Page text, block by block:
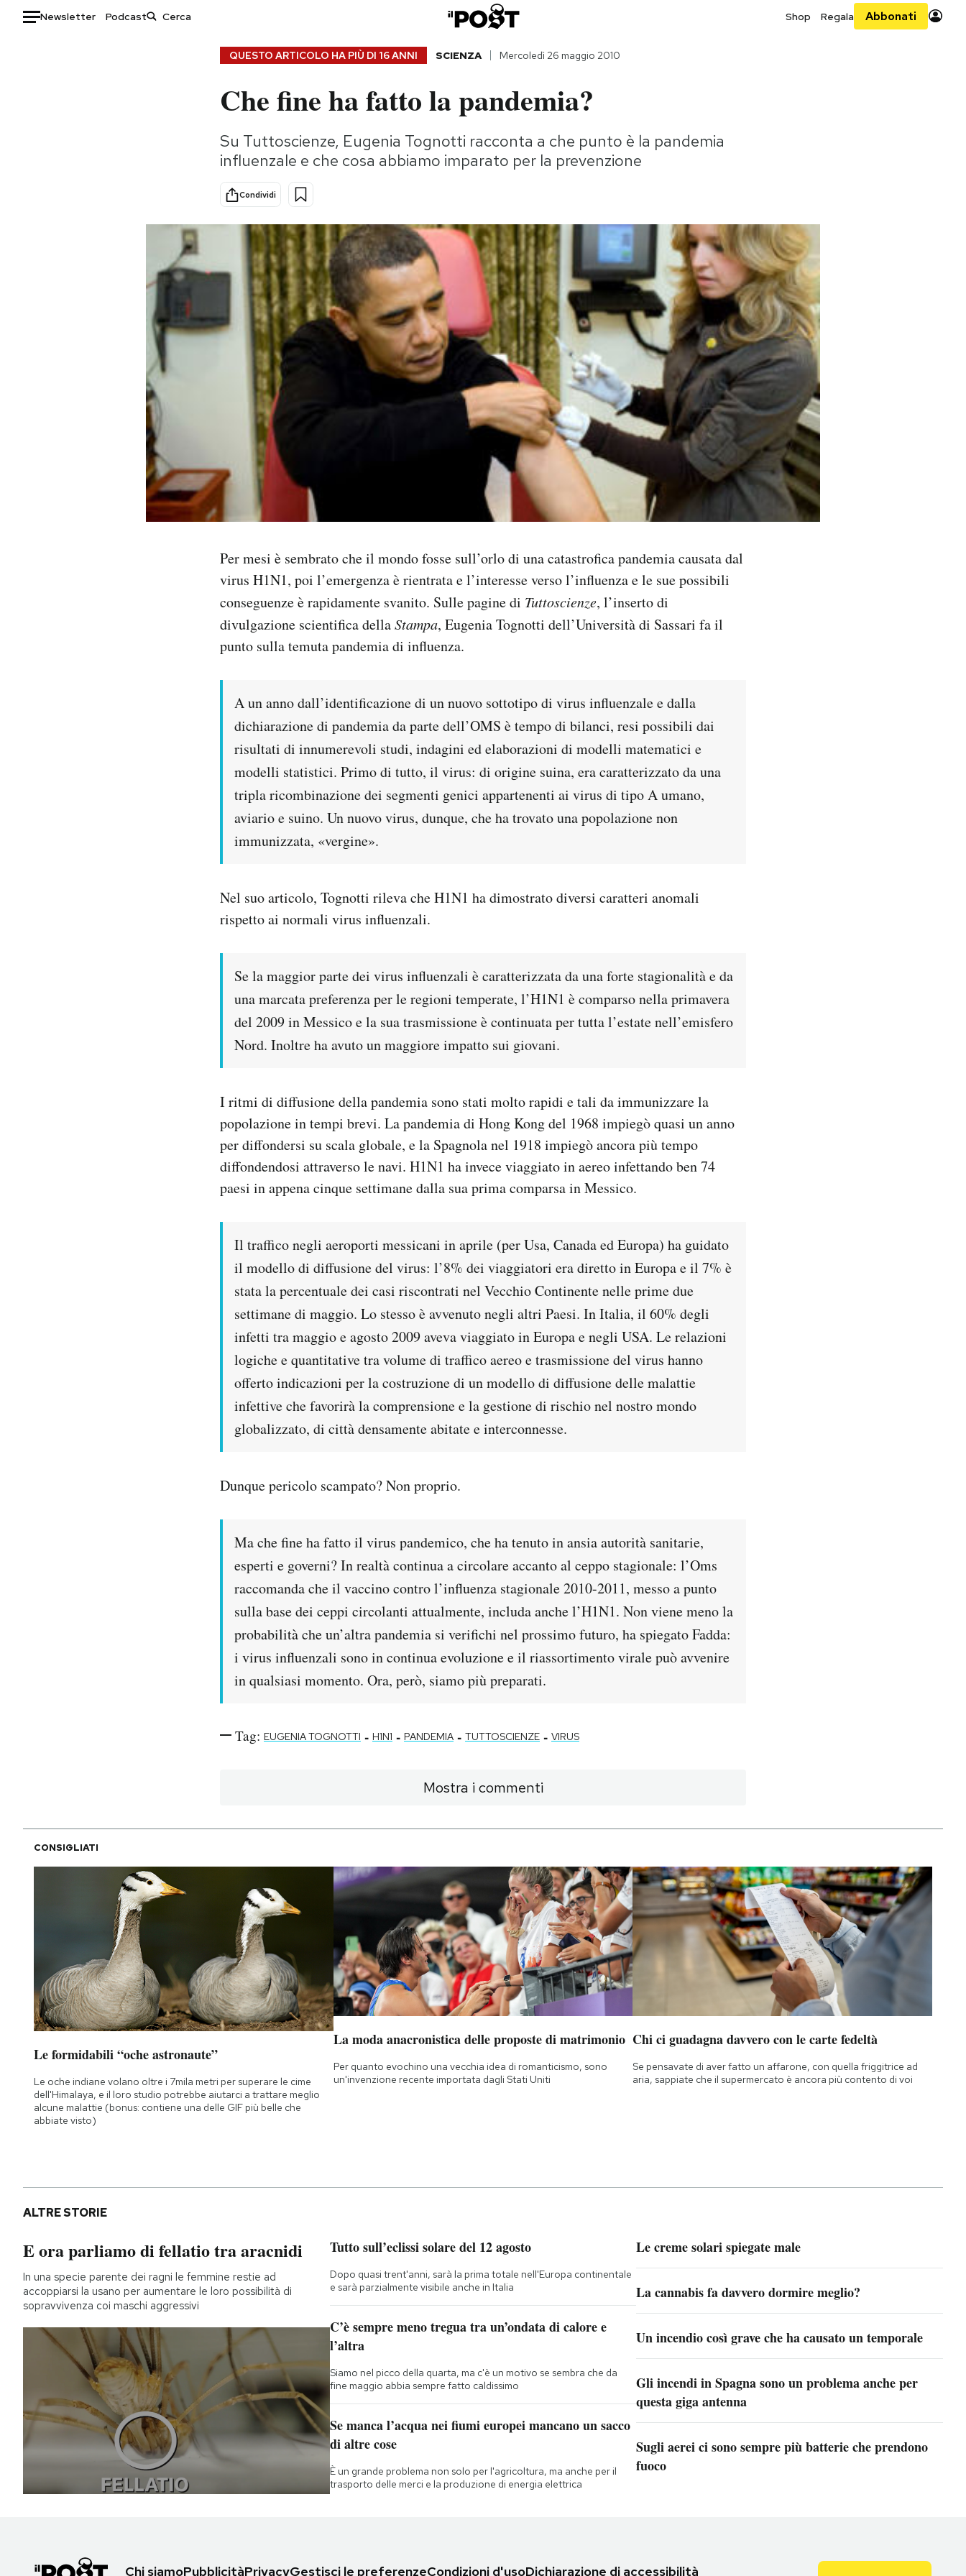
Newsletter Podcast Shop Regala Abbonati
Consumismi
Storie/Idee
Ok Boomer!
Media
Europa
Altrecose
Mondiali calcio 2026
QUESTO ARTICOLO HA PIÙ DI 16 ANNI SCIENZA Mercoledì 26 maggio 2010
Che fine ha fatto la pandemia?
Su Tuttoscienze, Eugenia Tognotti racconta a che punto è la pandemia
influenzale e che cosa abbiamo imparato per la prevenzione
Condividi
Per mesi è sembrato che il mondo fosse sull’orlo di una catastrofica pandemia causata dal
virus H1N1, poi l’emergenza è rientrata e l’interesse verso l’influenza e le sue possibili
conseguenze è rapidamente svanito. Sulle pagine di Tuttoscienze, l’inserto di
divulgazione scientifica dellaStampa, Eugenia Tognotti dell’Università di Sassari fa il
punto sulla temuta pandemia di influenza.
A un anno dall’identificazione di un nuovo sottotipo di virus influenzale e dalla
dichiarazione di pandemia da parte dell’OMS è tempo di bilanci, resi possibili dai
risultati di innumerevoli studi, indagini ed elaborazioni di modelli matematici e
modelli statistici. Primo di tutto, il virus: di origine suina, era caratterizzato da una
tripla ricombinazione dei segmenti genici appartenenti ai virus di tipo A umano,
aviario e suino. Un nuovo virus, dunque, che ha trovato una popolazione non
immunizzata, «vergine».
Nel suo articolo, Tognotti rileva che H1N1 ha dimostrato diversi caratteri anomali
rispetto ai normali virus influenzali.
Se la maggior parte dei virus influenzali è caratterizzata da una forte stagionalità e da
una marcata preferenza per le regioni temperate, l’H1N1 è comparso nella primavera
del 2009 in Messico e la sua trasmissione è continuata per tutta l’estate nell’emisfero
Nord. Inoltre ha avuto un maggiore impatto sui giovani.
I ritmi di diffusione della pandemia sono stati molto rapidi e tali da immunizzare la
popolazione in tempi brevi. La pandemia di Hong Kong del 1968 impiegò quasi un anno
per diffondersi su scala globale, e la Spagnola nel 1918 impiegò ancora più tempo
diffondendosi attraverso le navi. H1N1 ha invece viaggiato in aereo infettando ben 74
paesi in appena cinque settimane dalla sua prima comparsa in Messico.
Il traffico negli aeroporti messicani in aprile (per Usa, Canada ed Europa) ha guidato
il modello di diffusione del virus: l’8% dei viaggiatori era diretto in Europa e il 7% è
stata la percentuale dei casi riscontrati nel Vecchio Continente nelle prime due
settimane di maggio. Lo stesso è avvenuto negli altri Paesi. In Italia, il 60% degli
infetti tra maggio e agosto 2009 aveva viaggiato in Europa e negli USA. Le relazioni
logiche e quantitative tra volume di traffico aereo e trasmissione del virus hanno
offerto indicazioni per la costruzione di un modello di diffusione delle malattie
infettive che favorirà la comprensione e la gestione di rischio nel nostro mondo
globalizzato, di città densamente abitate e interconnesse.
Dunque pericolo scampato? Non proprio.
Ma che fine ha fatto il virus pandemico, che ha tenuto in ansia autorità sanitarie,
esperti e governi? In realtà continua a circolare accanto al ceppo stagionale: l’Oms
raccomanda che il vaccino contro l’influenza stagionale 2010-2011, messo a punto
sulla base dei ceppi circolanti attualmente, includa anche l’H1N1. Non viene meno la
probabilità che un’altra pandemia si verifichi nel prossimo futuro, ha spiegato Fadda:
i virus influenzali sono in continua evoluzione e il riassortimento virale può avvenire
in qualsiasi momento. Ora, però, siamo più preparati.
Tag: EUGENIA TOGNOTTI - H1N1 - PANDEMIA - TUTTOSCIENZE - VIRUS
Mostra i commenti
CONSIGLIATI
Le formidabili “oche astronaute”
Le oche indiane volano oltre i 7mila metri per superare le cime
dell'Himalaya, e il loro studio potrebbe aiutarci a trattare meglio
alcune malattie (bonus: contiene una delle GIF più belle che
abbiate visto)
La moda anacronistica delle proposte di matrimonio
Per quanto evochino una vecchia idea di romanticismo, sono
un'invenzione recente importata dagli Stati Uniti
Chi ci guadagna davvero con le carte fedeltà
Se pensavate di aver fatto un affarone, con quella friggitrice ad
aria, sappiate che il supermercato è ancora più contento di voi
ALTRE STORIE
E ora parliamo di fellatio tra aracnidi
In una specie parente dei ragni le femmine restie ad
accoppiarsi la usano per aumentare le loro possibilità di
sopravvivenza coi maschi aggressivi
Tutto sull’eclissi solare del 12 agosto
Dopo quasi trent'anni, sarà la prima totale nell'Europa continentale
e sarà parzialmente visibile anche in Italia
C’è sempre meno tregua tra un’ondata di calore e
l’altra
Siamo nel picco della quarta, ma c'è un motivo se sembra che da
fine maggio abbia sempre fatto caldissimo
Se manca l’acqua nei fiumi europei mancano un sacco
di altre cose
È un grande problema non solo per l'agricoltura, ma anche per il
trasporto delle merci e la produzione di energia elettrica
Le creme solari spiegate male
La cannabis fa davvero dormire meglio?
Un incendio così grave che ha causato un temporale
Gli incendi in Spagna sono un problema anche per
questa giga antenna
Sugli aerei ci sono sempre più batterie che prendono
fuoco
Chi siamoPubblicitàPrivacyGestisci le preferenzeCondizioni d'usoDichiarazione di accessibilità